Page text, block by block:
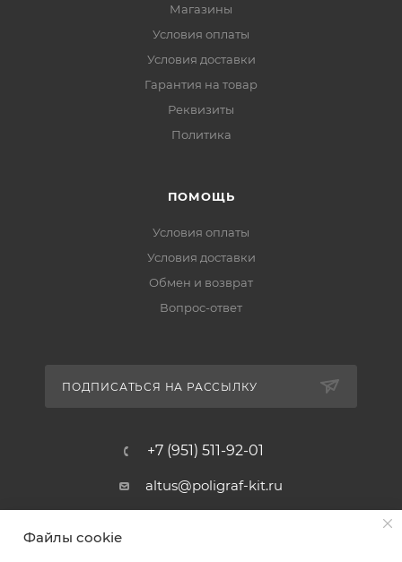
Магазины
Условия оплаты
Условия доставки
Гарантия на товар
Реквизиты
Политика
ПОМОЩЬ
Условия оплаты
Условия доставки
Обмен и возврат
Вопрос-ответ
ПОДПИСАТЬСЯ НА РАССЫЛКУ
+7 (951) 511-92-01
altus@poligraf-kit.ru
Ростовская обл, Аксайский р-н,
Файлы cookie